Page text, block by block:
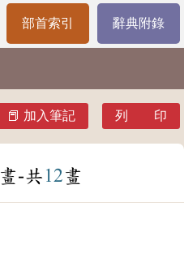
部首索引 辭典附錄
加入筆記 列 印
畫-共 12畫